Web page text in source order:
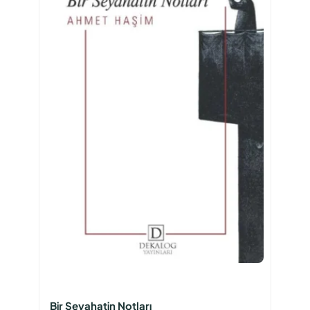
Bir Seyahatin Notları